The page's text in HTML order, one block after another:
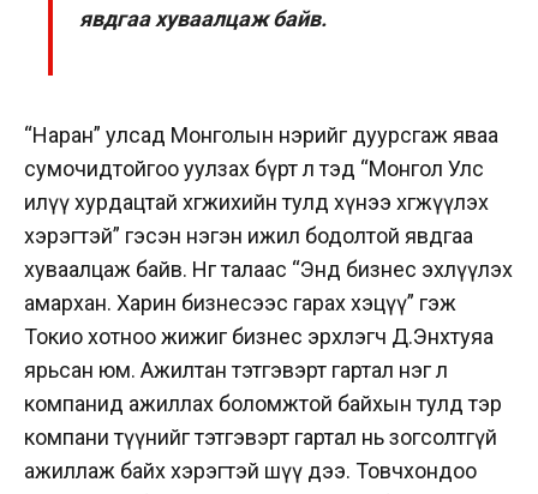
явдгаа хуваалцаж байв.
“Наран” улсад Монголын нэрийг дуурсгаж яваа
сумочидтойгоо уулзах бүрт л тэд “Монгол Улс
илүү хурдацтай хөгжихийн тулд хүнээ хөгжүүлэх
хэрэгтэй” гэсэн нэгэн ижил бодолтой явдгаа
хуваалцаж байв. Нөгөө талаас “Энд бизнес эхлүүлэх
амархан. Харин бизнесээс гарах хэцүү” гэж
Токио хотноо жижиг бизнес эрхлэгч Д.Энхтуяа
ярьсан юм. Ажилтан тэтгэвэрт гартал нэг л
компанид ажиллах боломжтой байхын тулд тэр
компани түүнийг тэтгэвэрт гартал нь зогсолтгүй
ажиллаж байх хэрэгтэй шүү дээ. Товчхондоо